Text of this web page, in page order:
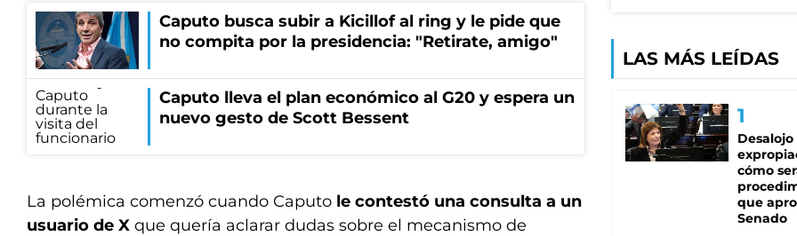
Caputo busca subir a Kicillof al ring y le pide que
no compita por la presidencia: "Retirate, amigo"
Caputo lleva el plan económico al G20 y espera un
nuevo gesto de Scott Bessent
La polémica comenzó cuando Caputo le contestó una consulta a un
usuario de X que quería aclarar dudas sobre el mecanismo de
LAS MÁS LEÍDAS
cómo
que
Senado